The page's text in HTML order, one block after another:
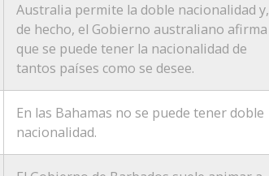
Australia permite la doble nacionalidad y,
de hecho, el Gobierno australiano afirma
que se puede tener la nacionalidad de
tantos países como se desee.
En las Bahamas no se puede tener doble
nacionalidad.